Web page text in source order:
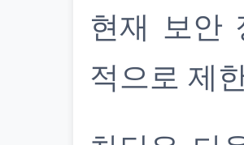
현재 보안
적으로 제